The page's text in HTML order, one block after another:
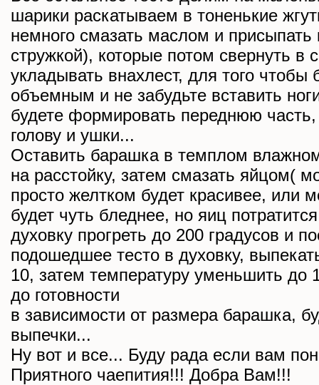
шарики раскатываем в тоненькие
немного смазать маслом и присыпать
стружкой), которые потом свернуть в
укладывать внахлест, для того
объемным и не забудьте вставить
будете формировать переднюю
голову и ушки...
Оставить барашка в темплом
на расстойку, затем смазать яйцом(
просто желтком будет красивее, или
будет чуть бледнее, но яиц
духовку прогреть до 200 градусов и
подошедшее тесто в духовку,
10, затем температуру уменьшить до
до готовности
в зависимости от размера барашка,
выпечки...
Ну вот и все... Буду рада если вам
Приятного чаепития!!! Добра Вам!!!